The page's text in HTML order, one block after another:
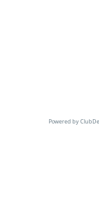
Powered by